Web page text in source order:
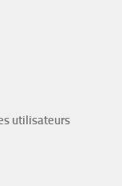
utilisateurs